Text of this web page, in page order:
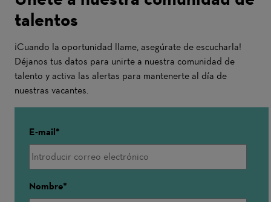
talentos
¡Cuando la oportunidad llame, asegúrate de escucharla!
Déjanos tus datos para unirte a nuestra comunidad de
talento y activa las alertas para mantenerte al día de
nuestras vacantes.
E-mail
Nombre